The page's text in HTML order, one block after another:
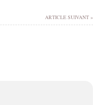
ARTICLE SUIVANT »